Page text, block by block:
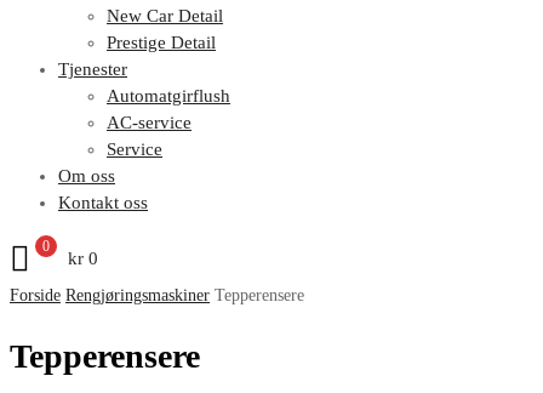
New Car Detail
Prestige Detail
Tjenester
Automatgirflush
AC-service
Service
Om oss
Kontakt oss
kr 0
0
Forside Rengjøringsmaskiner Tepperensere
Tepperensere